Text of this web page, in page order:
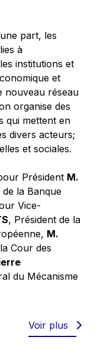
part, les
à
institutions et
et
nouveau réseau
organise des
qui mettent en
divers acteurs;
et sociales.
Président M.
la Banque
Vice-
, Président de la
M.
Cour des
du Mécanisme
Voir plus